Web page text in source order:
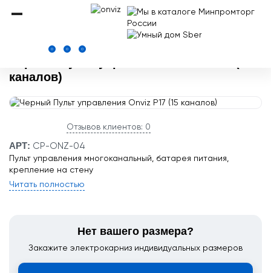
0 0 0
Комплектующие для электрокарнизов Пульты управления
каналов)
Отзывов клиентов: 0
АРТ: CP-ONZ-04
Пульт управления многоканальный, батарея питания,
крепление на стену
Читать полностью
Нет вашего размера?
Закажите электрокарниз индивидуальных размеров